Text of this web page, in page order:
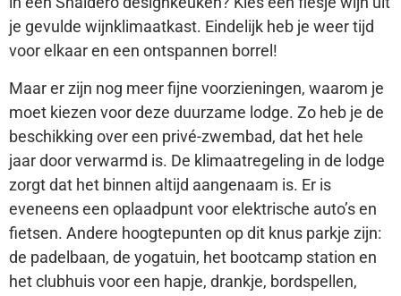
je gevulde wijnklimaatkast. Eindelijk heb je weer tijd
voor elkaar en een ontspannen borrel!
Maar er zijn nog meer fijne voorzieningen, waarom je
moet kiezen voor deze duurzame lodge. Zo heb je de
beschikking over een privé-zwembad, dat het hele
jaar door verwarmd is. De klimaatregeling in de lodge
zorgt dat het binnen altijd aangenaam is. Er is
eveneens een oplaadpunt voor elektrische auto’s en
fietsen. Andere hoogtepunten op dit knus parkje zijn:
de padelbaan, de yogatuin, het bootcamp station en
het clubhuis voor een hapje, drankje, bordspellen,